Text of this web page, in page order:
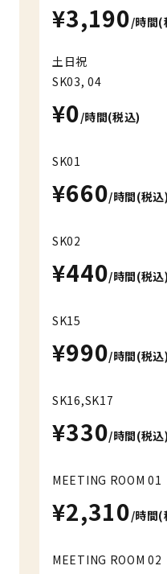
¥3,190/時間(
土日祝
SK03, 04
¥0/時間(税込)
SK01
¥660/時間(税込)
SK02
¥440/時間(税込)
SK15
¥990/時間(税込)
SK16,SK17
¥330/時間(税込)
MEETING ROOM 01
¥2,310/時間(
MEETING ROOM 02